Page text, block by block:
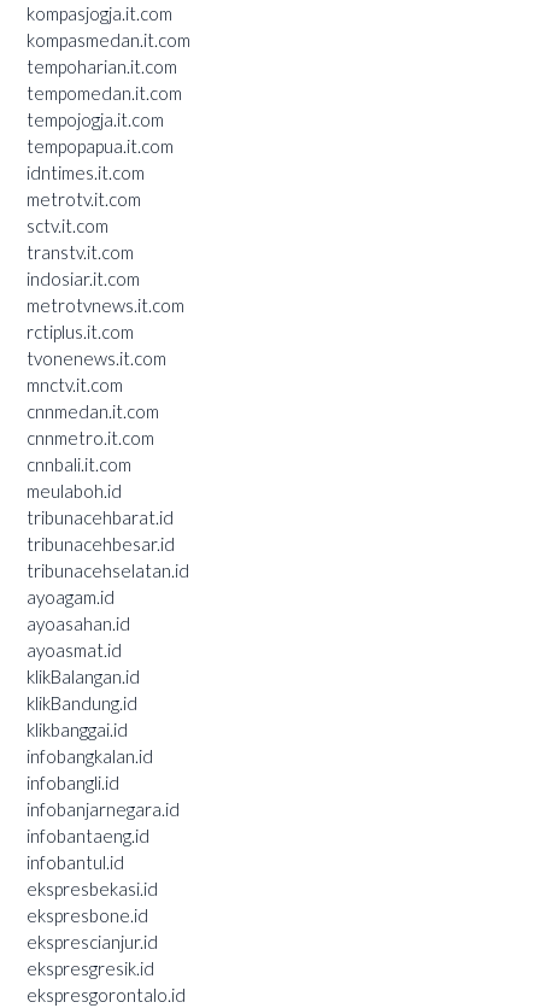
kompasjogja.it.com
kompasmedan.it.com
tempoharian.it.com
tempomedan.it.com
tempojogja.it.com
tempopapua.it.com
idntimes.it.com
metrotv.it.com
sctv.it.com
transtv.it.com
indosiar.it.com
metrotvnews.it.com
rctiplus.it.com
tvonenews.it.com
mnctv.it.com
cnnmedan.it.com
cnnmetro.it.com
cnnbali.it.com
meulaboh.id
tribunacehbarat.id
tribunacehbesar.id
tribunacehselatan.id
ayoagam.id
ayoasahan.id
ayoasmat.id
klikBalangan.id
klikBandung.id
klikbanggai.id
infobangkalan.id
infobangli.id
infobanjarnegara.id
infobantaeng.id
infobantul.id
ekspresbekasi.id
ekspresbone.id
eksprescianjur.id
ekspresgresik.id
ekspresgorontalo.id